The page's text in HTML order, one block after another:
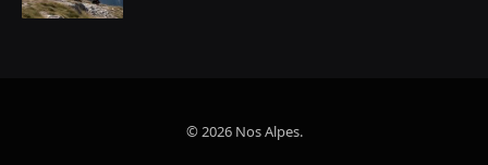
© 2026 Nos Alpes.